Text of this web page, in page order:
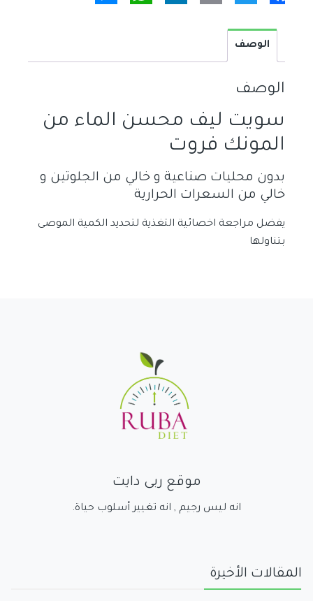
الوصف
الوصف
سويت ليف محسن الماء من
المونك فروت
بدون محليات صناعية و خالي من الجلوتين و
خالي من السعرات الحرارية
يفضل مراجعة اخصائية التغذية لتحديد الكمية الموصى
بتناولها
موقع ربى دايت
انه ليس رجيم , انه تغيير أسلوب حياة.
المقالات الأخيرة